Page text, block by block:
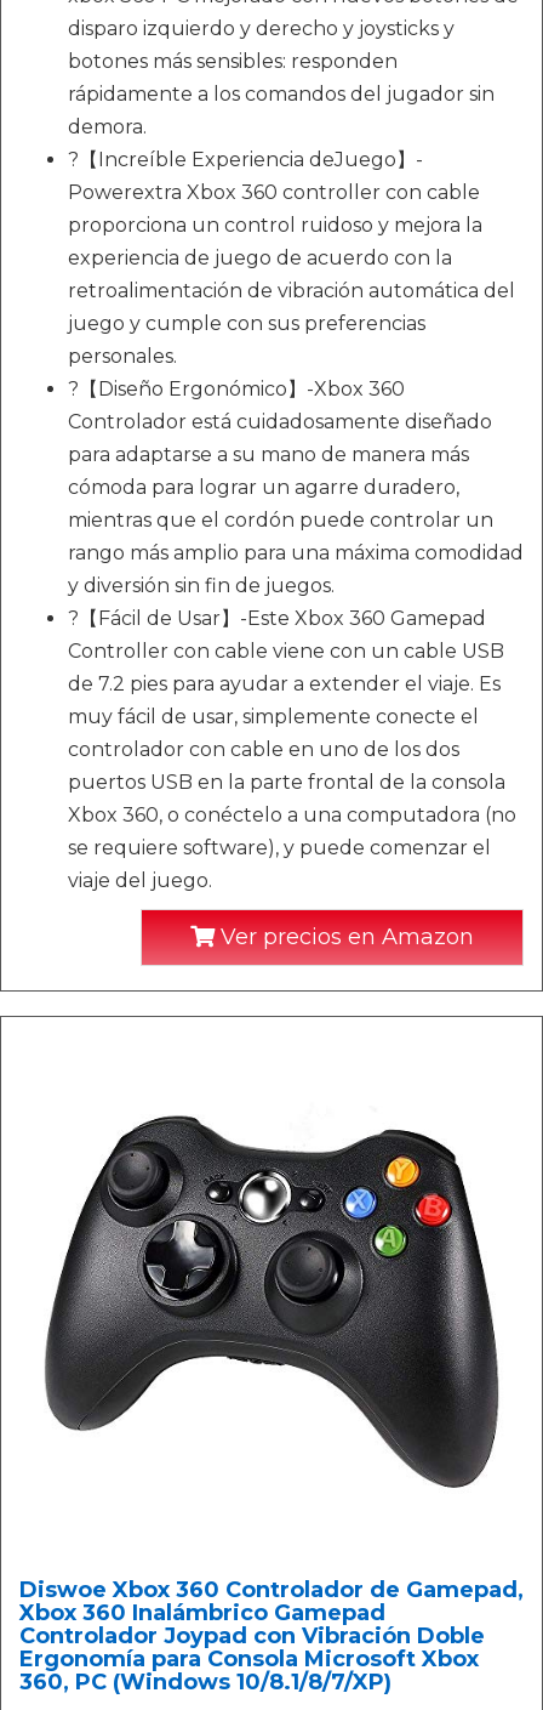
disparo izquierdo y derecho y joysticks y
botones más sensibles: responden
rápidamente a los comandos del jugador sin
demora.
?【Increíble Experiencia deJuego】-
Powerextra Xbox 360 controller con cable
proporciona un control ruidoso y mejora la
experiencia de juego de acuerdo con la
retroalimentación de vibración automática del
juego y cumple con sus preferencias
personales.
?【Diseño Ergonómico】-Xbox 360
Controlador está cuidadosamente diseñado
para adaptarse a su mano de manera más
cómoda para lograr un agarre duradero,
mientras que el cordón puede controlar un
rango más amplio para una máxima comodidad
y diversión sin fin de juegos.
?【Fácil de Usar】-Este Xbox 360 Gamepad
Controller con cable viene con un cable USB
de 7.2 pies para ayudar a extender el viaje. Es
muy fácil de usar, simplemente conecte el
controlador con cable en uno de los dos
puertos USB en la parte frontal de la consola
Xbox 360, o conéctelo a una computadora (no
se requiere software), y puede comenzar el
viaje del juego.
Ver precios en Amazon
Diswoe Xbox 360 Controlador de Gamepad,
Xbox 360 Inalámbrico Gamepad
Controlador Joypad con Vibración Doble
Ergonomía para Consola Microsoft Xbox
360, PC (Windows 10/8.1/8/7/XP)